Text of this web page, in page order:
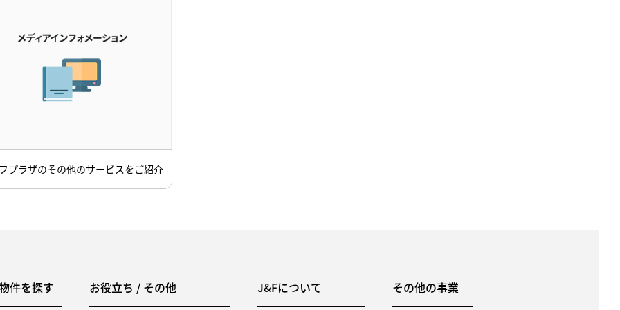
プラザのその他のサービスをご紹介
件を探す お役立ち / その他 J&Fについて その他の事業